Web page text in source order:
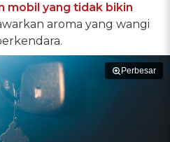
mobil yang tidak bikin
aroma yang wangi
Perbesar